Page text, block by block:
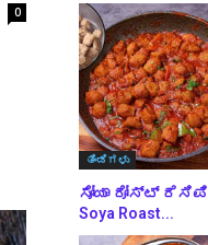
0
ತಿಂಡಿಗಳು
ಸೋಯಾ ರೋಸ್ಟ್ ರೆಸಿಪಿ |
Soya Roast...